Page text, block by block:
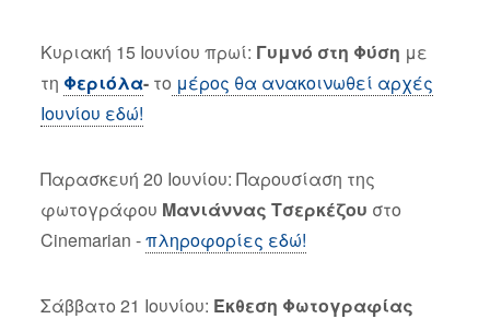
Κυριακή 15 Ιουνίου πρωί: Γυμνό στη Φύση με
τη Φεριόλα- το μέρος θα ανακοινωθεί αρχές
Ιουνίου εδώ!
Παρασκευή 20 Ιουνίου: Παρουσίαση της
φωτογράφου Μανιάννας Τσερκέζου στο
Cinemarian -πληροφορίες εδώ!
Σάββατο 21 Ιουνίου: Έκθεση Φωτογραφίας